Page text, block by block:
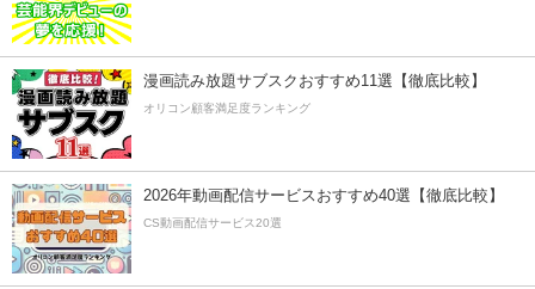
漫画読み放題サブスクおすすめ11選【徹底比較】
オリコン顧客満足度ランキング
2026年動画配信サービスおすすめ40選【徹底比較】
CS動画配信サービス20選